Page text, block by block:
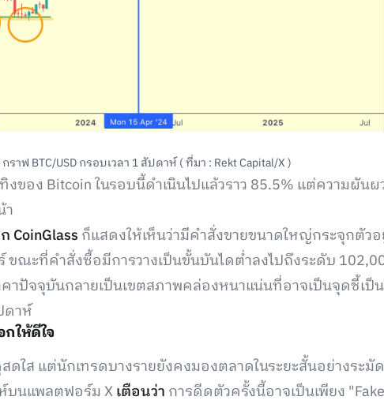
กราฟ BTC/USD กรอบเวลา 1 สัปดาห์ ( ที่มา : Rekt Capital/X )
งของ Bitcoin ในรอบนี้ดำเนินไปแล้วราว 85.5% แต่ความผันผ
CoinGlassก็แสดงให้เห็นว่ามีคำสั่งขายขนาดใหญ่กระจุกตัว
ขณะที่คำสั่งซื้อมีการวางเป็นขั้นบันไดต่ำลงไปถึงระดับ
าปัจจุบันกลายเป็นเขตสภาพคล่องหนาแน่นที่อาจเป็นจุดชี้เป็
ดาห์
ให้ดีใจ
ดใส แต่นักเทรดบางรายยังคงมองตลาดในระยะสั้นอย่างระมั
ห์บนแพลตฟอร์ม Xเตือนว่า การดีดตัวครั้งนี้อาจเป็นเพียง